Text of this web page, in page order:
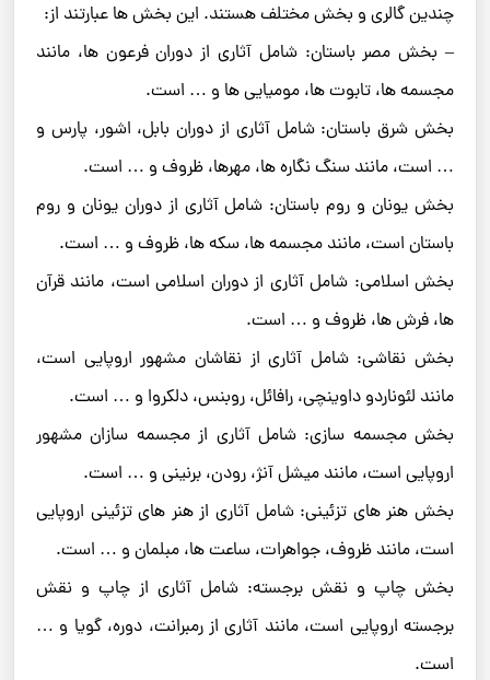
چندین گالری و بخش مختلف هستند. این بخش ها عبارتند از:
– بخش مصر باستان: شامل آثاری از دوران فرعون ها، مانند
مجسمه ها، تابوت ها، مومیایی ها و … است.
بخش شرق باستان: شامل آثاری از دوران بابل، اشور، پارس و
… است، مانند سنگ نگاره ها، مهرها، ظروف و … است.
بخش یونان و روم باستان: شامل آثاری از دوران یونان و روم
باستان است، مانند مجسمه ها، سکه ها، ظروف و … است.
بخش اسلامی: شامل آثاری از دوران اسلامی است، مانند قرآن
ها، فرش ها، ظروف و … است.
بخش نقاشی: شامل آثاری از نقاشان مشهور اروپایی است،
مانند لئوناردو داوینچی، رافائل، روبنس، دلکروا و … است.
بخش مجسمه سازی: شامل آثاری از مجسمه سازان مشهور
اروپایی است، مانند میشل آنژ، رودن، برنینی و … است.
بخش هنر های تزئینی: شامل آثاری از هنر های تزئینی اروپایی
است، مانند ظروف، جواهرات، ساعت ها، مبلمان و … است.
بخش چاپ و نقش برجسته: شامل آثاری از چاپ و نقش
برجسته اروپایی است، مانند آثاری از رمبرانت، دوره، گویا و …
است.